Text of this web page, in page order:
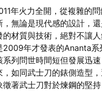
年火力全開，從複雜的
，無論是現代感的設計，
的材質與技術，絕對不讓
2009年才發表的Ananta系
系列問世時間短但發展迅
，如同武士刀的錶側造型
徵著武士刀對於煉鋼的堅